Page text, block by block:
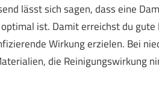
lässt sich sagen, dass eine
ist. Damit erreichst du
Wirkung erzielen. Bei
die Reinigungswirkung